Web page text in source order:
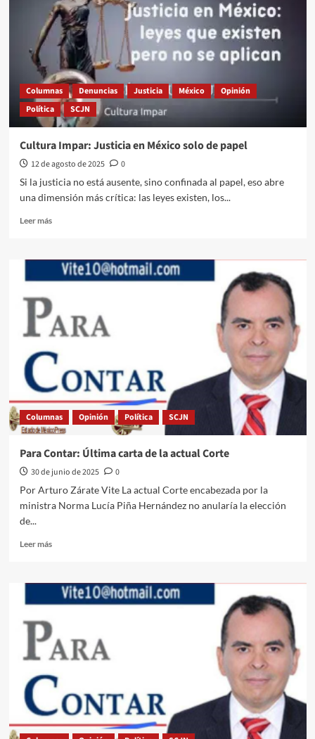
Poder
Judicial:
¿estabilidad
incertidumbre
económica?
Columnas Denuncias Justicia México
Opinión
Política
SCJN
Cultura Impar: Justicia en México solo de papel
12 de agosto de 2025
0
Si la justicia no está ausente, sino confinada al papel, eso abre
una dimensión más crítica: las leyes existen, los...
Leer másLeer
Cultura
Impar:
Justicia
en
México
solo
de
papel
Columnas Opinión Política SCJN
Para Contar: Última carta de la actual Corte
30 de junio de 2025
0
Por Arturo Zárate Vite La actual Corte encabezada por la
ministra Norma Lucía Piña Hernández no anularía la elección
de...
Leer másLeer
Para
Contar:
Última
carta
de
la
actual
Corte